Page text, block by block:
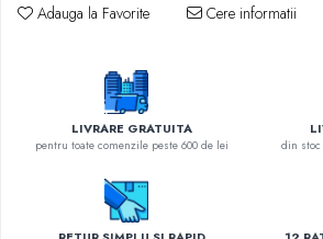
Adauga la Favorite Cere informatii
LIVRARE GRATUITA
pentru toate comenzile peste 600 de lei din